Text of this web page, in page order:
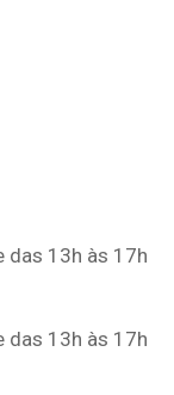
das 13h às 17h
das 13h às 17h